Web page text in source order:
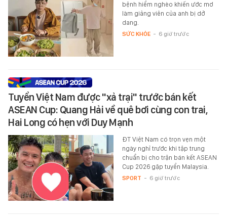
bệnh hiểm nghèo khiến ước mơ
làm giảng viên của anh bị dở
dang.
SỨC KHỎE - 6 giờ trước
Tuyển Việt Nam được "xả trại" trước bán kết
ASEAN Cup: Quang Hải về quê bơi cùng con trai,
Hai Long có hẹn với Duy Mạnh
ĐT Việt Nam có trọn vẹn một
ngày nghỉ trước khi tập trung
chuẩn bị cho trận bán kết ASEAN
Cup 2026 gặp tuyển Malaysia.
SPORT - 6 giờ trước